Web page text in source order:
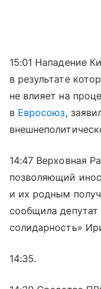
15:01 Нападение
в результате
не влияет на
в Евросоюз,
14:47 Верховная
позволяющий
и их родным
сообщила депутат
солидарность»
14:35.